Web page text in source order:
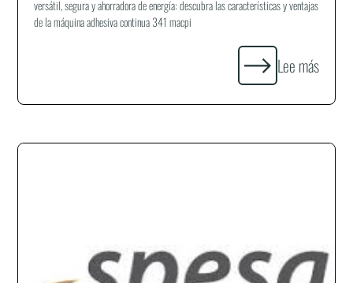
versátil, segura y ahorradora de energía: descubra las características y ventajas
de la máquina adhesiva continua 341 macpi
Lee más